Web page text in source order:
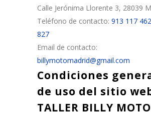
Calle Jerónima Llorente 3, 28039
Teléfono de contacto: 913 117 462
827
Email de contacto:
billymotomadrid@gmail.com
Condiciones
de uso del sitio
TALLER BILLY MOTO